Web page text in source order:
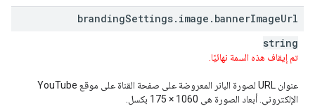
brandingSettings. image . bannerImageUrl
string
تم إيقاف هذه السمة نهائيًا.
عنوان URL لصورة البانر المعروضة على صفحة القناة على موقع YouTube
الإلكتروني. أبعاد الصورة هي 1060 × 175 بكسل.